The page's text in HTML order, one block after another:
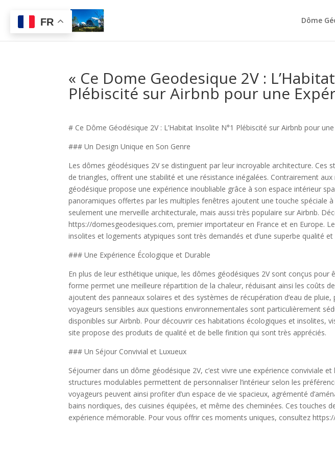
Dôme
« Ce Dome Geodesique 2V :
Plébiscité sur Airbnb pour une
# Ce Dôme Géodésique 2V : L’Habitat Insolite N°1 Plébiscité sur Airbnb pour
### Un Design Unique en Son Genre
Les dômes géodésiques 2V se distinguent par leur incroyable architecture. Ces
de triangles, offrent une stabilité et une résistance inégalées. Contrairement
géodésique propose une expérience inoubliable grâce à son espace intérieur
panoramiques offertes par les multiples fenêtres ajoutent une touche spéciale
seulement une merveille architecturale, mais aussi très populaire sur Airbnb.
https://domesgeodesiques.com, premier importateur en France et en Europe.
insolites et logements atypiques sont très demandés et d’une superbe qualité et
### Une Expérience Écologique et Durable
En plus de leur esthétique unique, les dômes géodésiques 2V sont conçus
forme permet une meilleure répartition de la chaleur, réduisant ainsi les coûts
ajoutent des panneaux solaires et des systèmes de récupération d’eau de
voyageurs sensibles aux questions environnementales sont particulièrement
disponibles sur Airbnb. Pour découvrir ces habitations écologiques et insolites,
site propose des produits de qualité et de belle finition qui sont très appréciés.
### Un Séjour Convivial et Luxueux
Séjourner dans un dôme géodésique 2V, c’est vivre une expérience conviviale et
structures modulables permettent de personnaliser l’intérieur selon les
voyageurs peuvent ainsi profiter d’un espace de vie spacieux, agrémenté
bains nordiques, des cuisines équipées, et même des cheminées. Ces touches
expérience mémorable. Pour vous offrir ces moments uniques, consultez
FR